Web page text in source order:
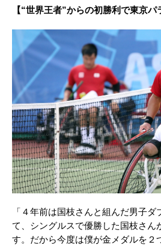
【“世界王者”からの初勝利で東京パ
「４年前は国枝さんと組んだ男子
て、シングルスで優勝した国枝さん
す。だから今度は僕が金メダルを２